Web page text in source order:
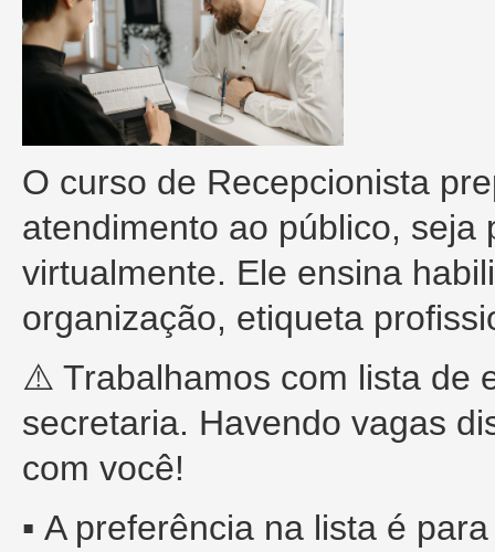
O curso de Recepcionista
atendimento ao público,
virtualmente. Ele ensina
organização, etiqueta
⚠️ Trabalhamos com lista de
secretaria. Havendo vagas
com você!
▪️ A preferência na lista é